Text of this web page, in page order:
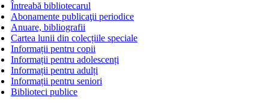
Întreabă bibliotecarul
Abonamente publicaţii periodice
Anuare, bibliografii
Cartea lunii din colecțiile speciale
Informații pentru copii
Informații pentru adolescenți
Informații pentru adulți
Informații pentru seniori
Biblioteci publice